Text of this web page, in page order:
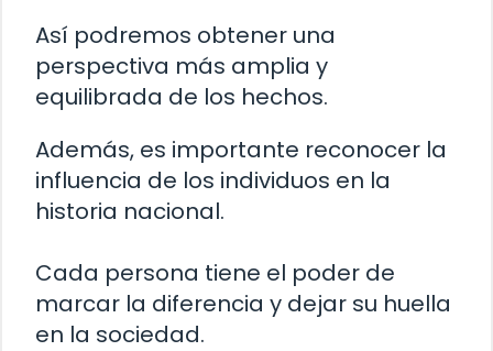
Así podremos obtener una
perspectiva más amplia y
equilibrada de los hechos.
Además, es importante reconocer la
influencia de los individuos en la
historia nacional.
Cada persona tiene el poder de
marcar la diferencia y dejar su huella
en la sociedad.